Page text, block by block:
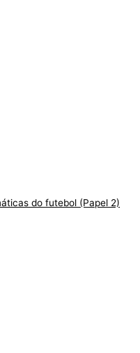
do futebol (Papel 2)